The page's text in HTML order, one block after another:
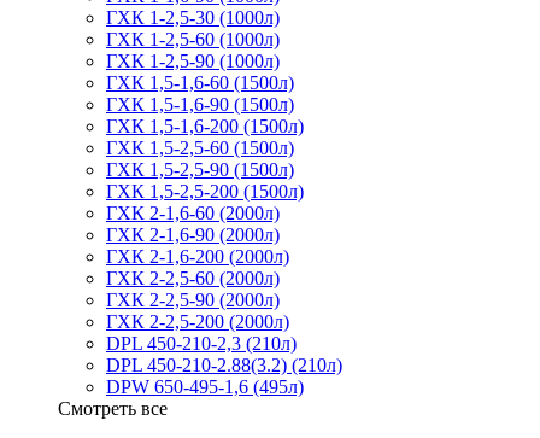
ГХК 1-2,5-30 (1000л)
ГХК 1-2,5-60 (1000л)
ГХК 1-2,5-90 (1000л)
ГХК 1,5-1,6-60 (1500л)
ГХК 1,5-1,6-90 (1500л)
ГХК 1,5-1,6-200 (1500л)
ГХК 1,5-2,5-60 (1500л)
ГХК 1,5-2,5-90 (1500л)
ГХК 1,5-2,5-200 (1500л)
ГХК 2-1,6-60 (2000л)
ГХК 2-1,6-90 (2000л)
ГХК 2-1,6-200 (2000л)
ГХК 2-2,5-60 (2000л)
ГХК 2-2,5-90 (2000л)
ГХК 2-2,5-200 (2000л)
DPL 450-210-2,3 (210л)
DPL 450-210-2.88(3.2) (210л)
DPW 650-495-1,6 (495л)
Смотреть все